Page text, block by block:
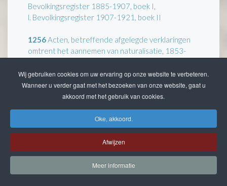
Bevolkingsregister 1885-1907, boek I,
l. Bevolkingsregister 1907-1921, boek II
1256Acten, betreffende afgelegde verklaringen
omtrent het aannemen van naturalisatie, 1853-
1257Agenda van uitgegeven extracten, 1854-
Register van afgegeven certificaten van
Nederlanderschap, goed gedrag en onvermogen,
Trouwformulieren, c.a. 1870.
Wij gebruiken cookies om uw ervaring op onze website te verbeteren.
Wanneer u verder gaat met het bezoeken van onze website, gaat u
akkoord met het gebruik van cookies.
Oke, akkoord.
Afwijzen
Meer informatie